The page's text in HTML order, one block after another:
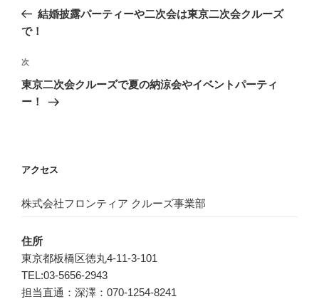
ナ
ゲ
ー
シ
の
投
結婚披露パーティーや二次会は東京二次会クルーズ
で！
次
の
次
東京二次会クルーズで夏の納涼会やイベントパーティ
ー！
アクセス
株式会社フロンティア クルーズ事業部
住所
東京都板橋区徳丸4-11-3-101
TEL:03-5656-2943
担当直通：深澤：070-1254-8241